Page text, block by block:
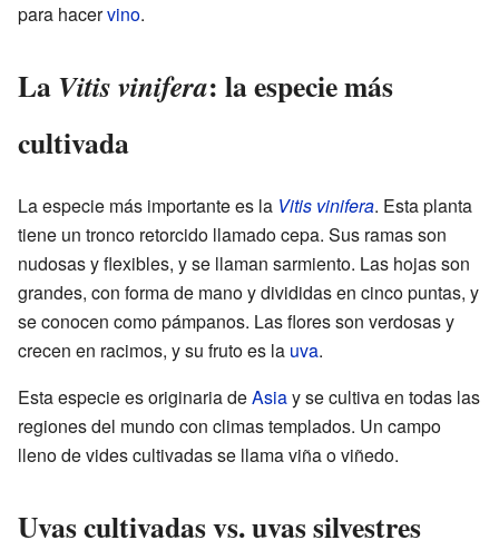
para hacervino.
LaVitis vinifera: la especie más
cultivada
La especie más importante es la Vitis vinifera. Esta planta
tiene un tronco retorcido llamado cepa. Sus ramas son
nudosas y flexibles, y se llaman sarmiento. Las hojas son
grandes, con forma de mano y divididas en cinco puntas, y
se conocen como pámpanos. Las flores son verdosas y
crecen en racimos, y su fruto es la uva.
Esta especie es originaria deAsiay se cultiva en todas las
regiones del mundo con climas templados. Un campo
lleno de vides cultivadas se llama viña o viñedo.
Uvas cultivadas vs. uvas silvestres